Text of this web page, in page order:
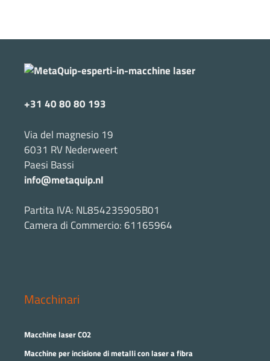
+31 40 80 80 193
Via del magnesio 19
6031 RV Nederweert
Paesi Bassi
info@metaquip.nl
Partita IVA: NL854235905B01
Camera di Commercio: 61165964
Macchinari
Macchine laser CO2
Macchine per incisione di metalli con laser a fibra